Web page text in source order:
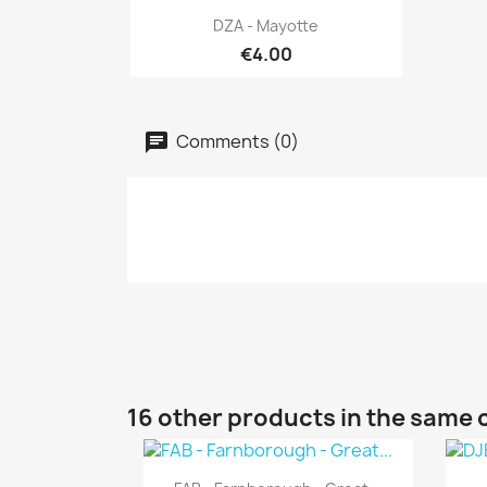
Quick view
DZA - Mayotte
€4.00
Comments (0)
16 other products in the same